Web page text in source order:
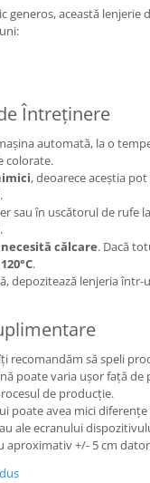
generos, această lenjerie
Întreținere
automată, la o
colorate.
, deoarece aceștia
sau în uscătorul de rufe
călcare. Dacă
.
depozitează lenjeria într-
recomandăm să speli
poate varia ușor față de
de producție.
poate avea mici
ale ecranului
aproximativ +/- 5 cm